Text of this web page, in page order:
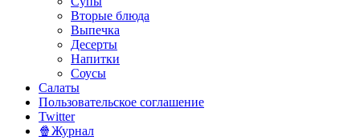
Вторые блюда
Выпечка
Десерты
Напитки
Соусы
Салаты
Пользовательское соглашение
Twitter
🍿Журнал